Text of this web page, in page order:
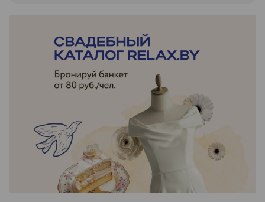
ЭФФЕКТИВНАЯ РЕКЛАМА НА САЙТЕ